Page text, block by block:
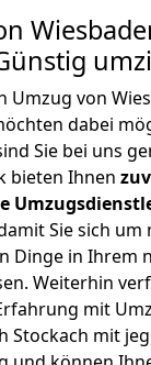
Umzug von
dabei
Sie bei uns
bieten Ihnen
Sie sich um
Dinge in Ihrem
Weiterhin
mit
Stockach mit